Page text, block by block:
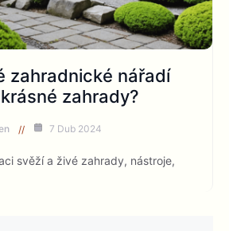
zahradnické nářadí
zahrady?
7 Dub 2024
svěží a živé zahrady, nástroje,